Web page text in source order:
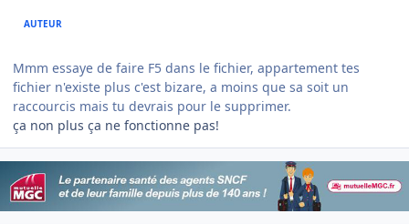
AUTEUR
Mmm essaye de faire F5 dans le fichier, appartement tes
fichier n'existe plus c'est bizare, a moins que sa soit un
raccourcis mais tu devrais pour le supprimer.
ça non plus ça ne fonctionne pas!